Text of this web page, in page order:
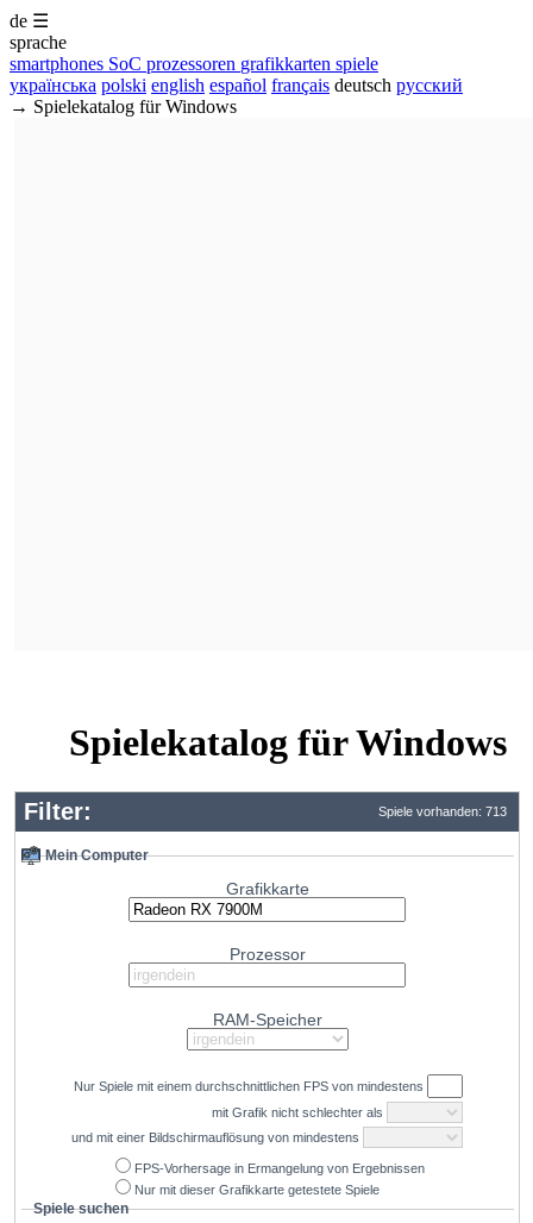
de ☰
sprache
smartphones SoC prozessoren grafikkarten spiele
українська polski english español français deutsch русский
→ Spielekatalog für Windows
Spielekatalog für Windows
Filter: Spiele vorhanden: 713
Mein Computer
Grafikkarte
Prozessor
RAM-Speicher
Nur Spiele mit einem durchschnittlichen FPS von mindestens
mit Grafik nicht schlechter als
und mit einer Bildschirmauflösung von mindestens
FPS-Vorhersage in Ermangelung von Ergebnissen
Nur mit dieser Grafikkarte getestete Spiele
Spiele suchen